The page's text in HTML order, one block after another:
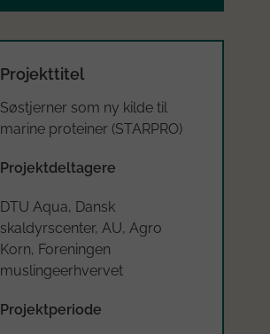
Projekttitel
Søstjerner som ny kilde til
marine proteiner (STARPRO)
Projektdeltagere
DTU Aqua, Dansk
skaldyrscenter, AU, Agro
Korn, Foreningen
muslingeerhvervet
Projektperiode